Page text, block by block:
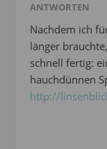
ANTWORTEN
Nachdem ich
länger
schnell fertig:
hauchdünnen
http://